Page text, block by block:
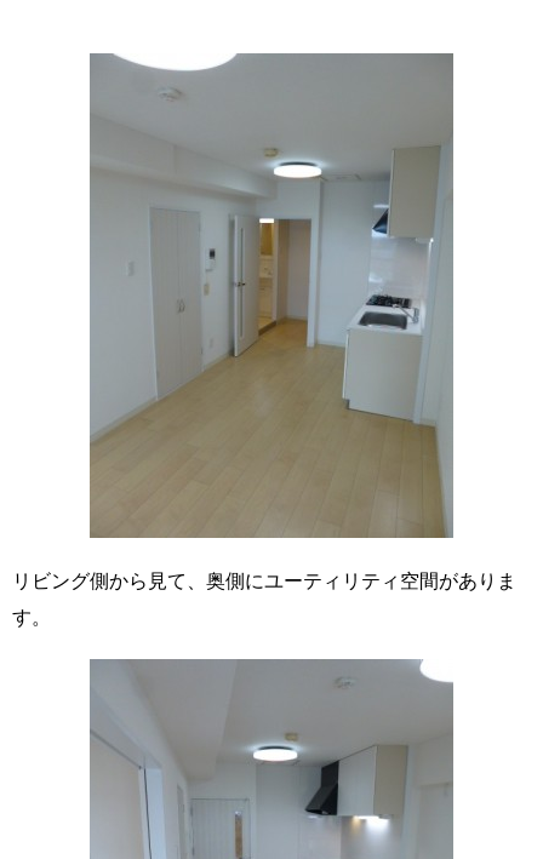
リビング側から見て、奥側にユーティリティ空間がありま
す。